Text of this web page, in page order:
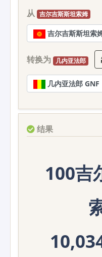
从 吉尔吉斯斯坦索姆
吉尔吉斯斯坦索
转换为 几内亚法郎
几内亚法郎 GNF
结果
100吉